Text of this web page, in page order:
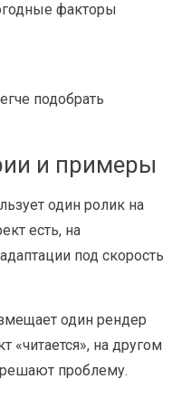
факторы
подобрать
и примеры
один ролик на
есть, на
под скорость
один рендер
на другом
проблему.